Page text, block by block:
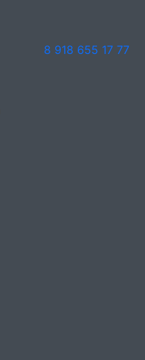
8 918 655 17 77